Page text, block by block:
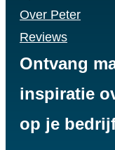
Over Peter
Reviews
Ontvang
inspiratie
op je